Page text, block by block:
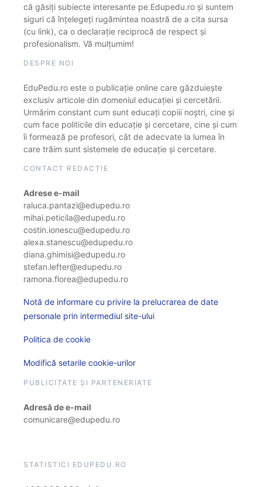
că găsiți subiecte interesante pe Edupedu.ro și suntem
siguri că înțelegeți rugămintea noastră de a cita sursa
(cu link), ca o declarație reciprocă de respect și
profesionalism. Vă mulțumim!
DESPRE NOI
EduPedu.ro este o publicație online care găzduiește
exclusiv articole din domeniul educației și cercetării.
Urmărim constant cum sunt educați copiii noștri, cine și
cum face politicile din educație și cercetare, cine și cum
îi formează pe profesori, cât de adecvate la lumea în
care trăim sunt sistemele de educație și cercetare.
CONTACT REDACȚIE
Adrese e-mail
raluca.pantazi@edupedu.ro
mihai.peticila@edupedu.ro
costin.ionescu@edupedu.ro
alexa.stanescu@edupedu.ro
diana.ghimisi@edupedu.ro
stefan.lefter@edupedu.ro
ramona.florea@edupedu.ro
Notă de informare cu privire la prelucrarea de date
personale prin intermediul site-ului
Politica de cookie
Modifică setarile cookie-urilor
PUBLICITATE ȘI PARTENERIATE
Adresă de e-mail
comunicare@edupedu.ro
STATISTICI EDUPEDU.RO